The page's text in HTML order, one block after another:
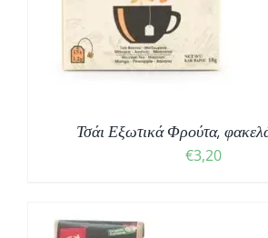
Τσάι Εξωτικά Φρούτα,
€3,20